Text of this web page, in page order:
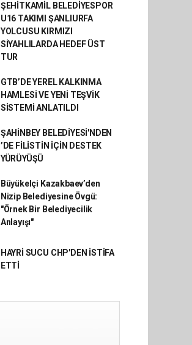
ŞEHİTKAMİL BELEDİYESPOR
U16 TAKIMI ŞANLIURFA
YOLCUSU KIRMIZI
SİYAHLILARDA HEDEF ÜST
TUR
GTB’DE YEREL KALKINMA
HAMLESİ VE YENİ TEŞVİK
SİSTEMİ ANLATILDI
ŞAHİNBEY BELEDİYESİ'NDEN
’DE FİLİSTİN İÇİN DESTEK
YÜRÜYÜŞÜ
Büyükelçi Kazakbaev’den
Nizip Belediyesine Övgü:
"Örnek Bir Belediyecilik
Anlayışı"
HAYRİ SUCU CHP'DEN İSTİFA
ETTİ